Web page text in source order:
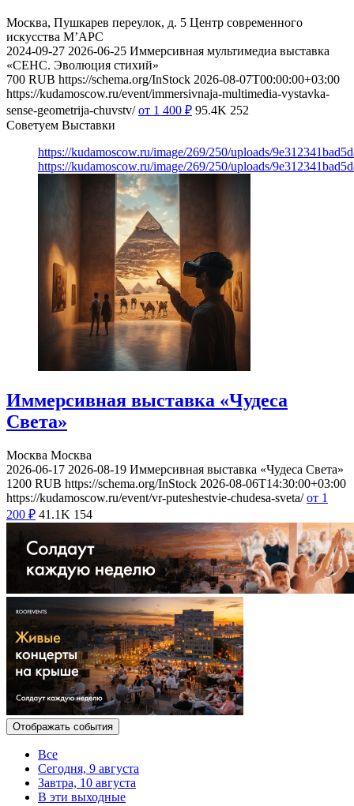
Москва, Пушкарев переулок, д. 5 Центр современного
искусства М’АРС
2024-09-27 2026-06-25 Иммерсивная мультимедиа выставка
«СЕНС. Эволюция стихий»
700 RUB https://schema.org/InStock 2026-08-07T00:00:00+03:00
https://kudamoscow.ru/event/immersivnaja-multimedia-vystavka-
sense-geometrija-chuvstv/ от 1 400 ₽ 95.4K 252
Советуем Выставки
https://kudamoscow.ru/image/269/250/uploads/
https://kudamoscow.ru/image/269/250/uploads/
Иммерсивная выставка «Чудеса
Света»
Москва Москва
2026-06-17 2026-08-19 Иммерсивная выставка «Чудеса Света»
1200 RUB https://schema.org/InStock 2026-08-06T14:30:00+03:00
https://kudamoscow.ru/event/vr-puteshestvie-chudesa-sveta/ от 1
200 ₽ 41.1K 154
Отображать события
Все
Сегодня, 9 августа
Завтра, 10 августа
В эти выходные